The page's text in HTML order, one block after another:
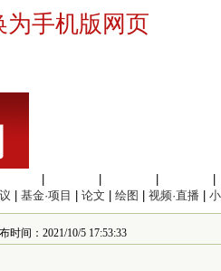
为手机版网页
基金·项目 论文 绘图 视频·直播
时间：2021/10/5 17:53:33